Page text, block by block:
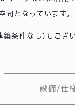
となっています。
条件なし）もござい
設備/仕